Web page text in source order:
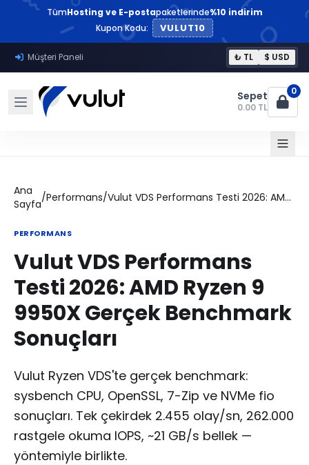
TümHosting ve E-postapaketlerinde%10 indirim
Kupon Kodu:
VULUT10
Müşteri Paneli ₺ TL $ USD
Sepet
0.00 TL
0
Ana
Sayfa/Performans/ Vulut VDS Performans Testi 2026: AMD Ryzen 9 9950X Gerçek Benchmark Sonuçları
PERFORMANS
Vulut VDS Performans
Testi 2026: AMD Ryzen 9
9950X Gerçek Benchmark
Sonuçları
Vulut Ryzen VDS'te gerçek benchmark:
sysbench CPU, OpenSSL, 7-Zip ve NVMe fio
sonuçları. Tek çekirdek 2.455 olay/sn, 262.000
rastgele okuma IOPS, ~21 GB/s bellek —
yöntemiyle birlikte.